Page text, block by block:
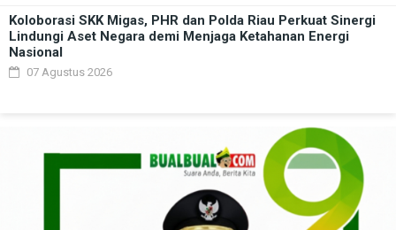
Koloborasi SKK Migas, PHR dan Polda Riau Perkuat Sinergi
Lindungi Aset Negara demi Menjaga Ketahanan Energi
Nasional
07 Agustus 2026